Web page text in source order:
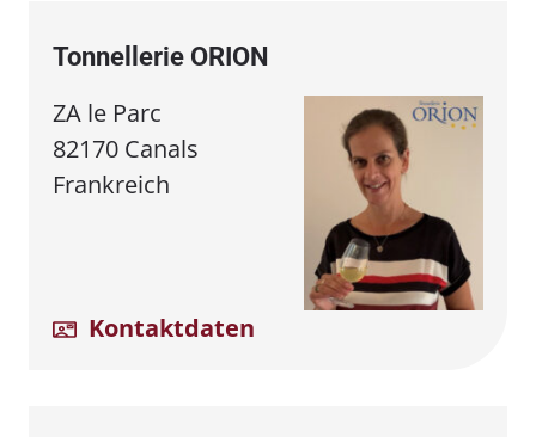
Tonnellerie ORION
ZA le Parc
82170 Canals
Frankreich
Kontaktdaten